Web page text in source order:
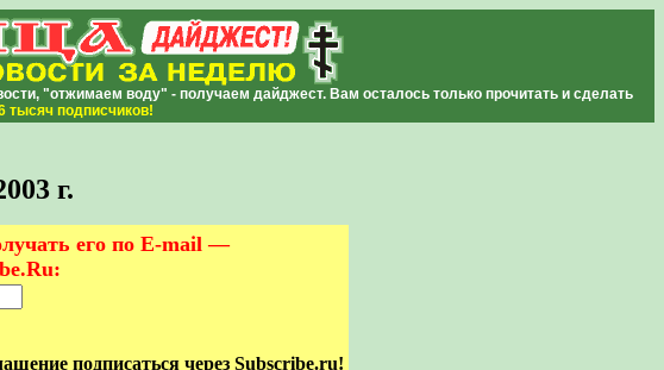
"отжимаем воду" - получаем дайджест. Вам осталось только прочитать и сделать
тысяч подписчиков!
г.
его по E-mail —
подписаться через Subscribe.ru!